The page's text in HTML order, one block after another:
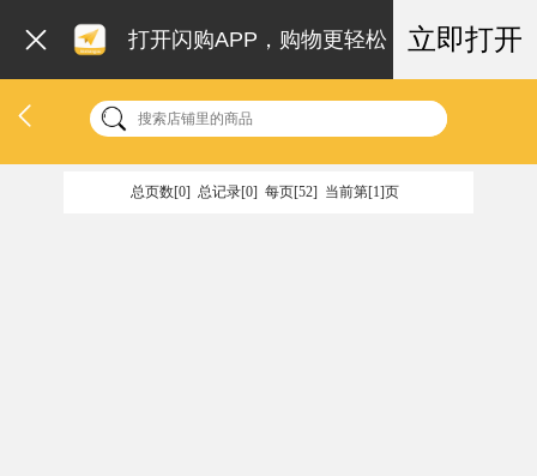
打开闪购APP，购物更轻松 立即打开
总页数[0] 总记录[0] 每页[52] 当前第[1]页